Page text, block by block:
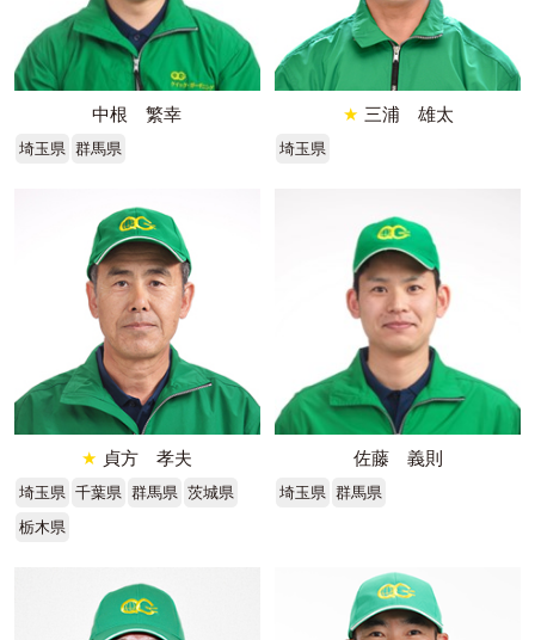
中根 繁幸
埼玉県 群馬県
★ 三浦 雄太
埼玉県
★ 貞方 孝夫
埼玉県 千葉県 群馬県 茨城県
栃木県
佐藤 義則
埼玉県 群馬県